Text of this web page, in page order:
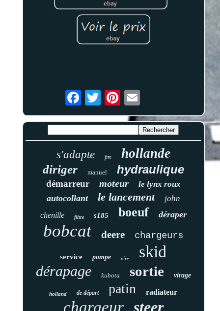
s'adapte fits hollande
diriger manuel hydraulique
démarreur moteur le lynx roux
autocollant le lancement john
chenille filtre s185 boeuf déraper
bobcat deere chargeurs
service pompe vire skid
dérapage kubota sortie virage
holland de départ patin radiateur
chargeur steer